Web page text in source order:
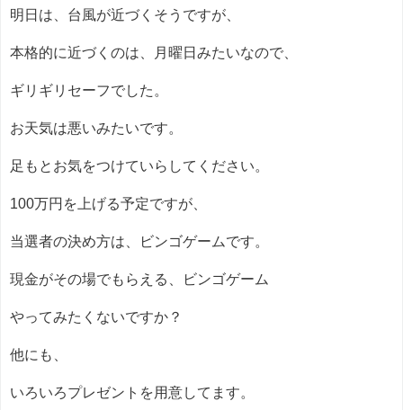
明日は、台風が近づくそうですが、
本格的に近づくのは、月曜日みたいなので、
ギリギリセーフでした。
お天気は悪いみたいです。
足もとお気をつけていらしてください。
100万円を上げる予定ですが、
当選者の決め方は、ビンゴゲームです。
現金がその場でもらえる、ビンゴゲーム
やってみたくないですか？
他にも、
いろいろプレゼントを用意してます。